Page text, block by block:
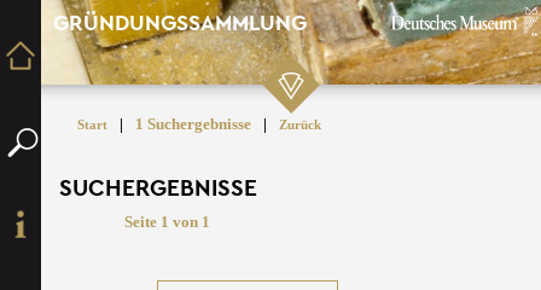
GRÜNDUNGSSAMMLUNG
Start | 1 Suchergebnisse | Zurück
SUCHERGEBNISSE
Seite 1 von 1